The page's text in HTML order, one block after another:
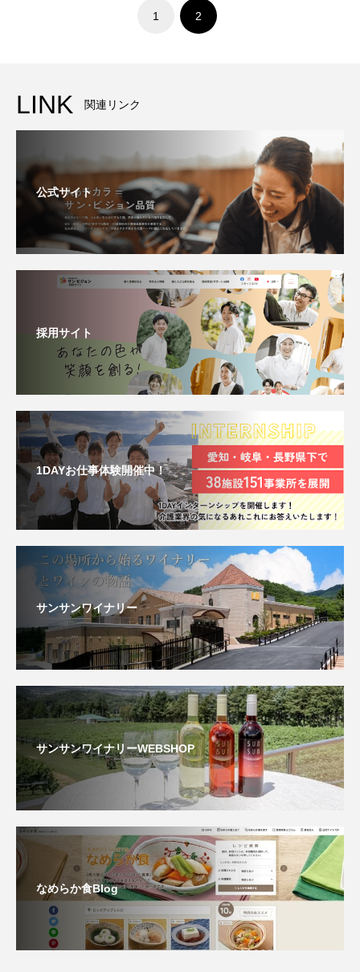
1 2
LINK 関連リンク
公式サイト
採用サイト
1DAYお仕事体験開催中！
サンサンワイナリー
サンサンワイナリーWEBSHOP
なめらか食Blog